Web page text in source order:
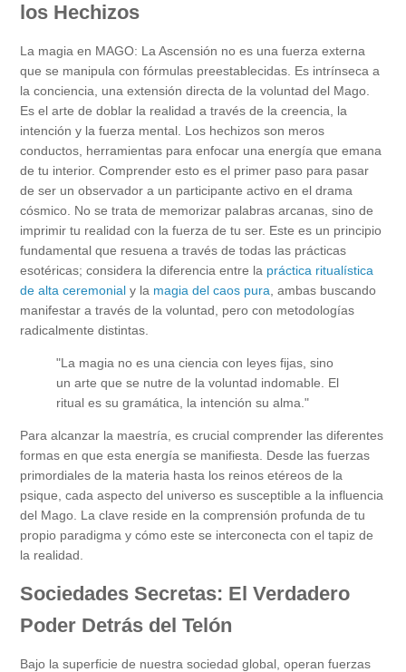
los Hechizos
La magia en MAGO: La Ascensión no es una fuerza externa
que se manipula con fórmulas preestablecidas. Es intrínseca a
la conciencia, una extensión directa de la voluntad del Mago.
Es el arte de doblar la realidad a través de la creencia, la
intención y la fuerza mental. Los hechizos son meros
conductos, herramientas para enfocar una energía que emana
de tu interior. Comprender esto es el primer paso para pasar
de ser un observador a un participante activo en el drama
cósmico. No se trata de memorizar palabras arcanas, sino de
imprimir tu realidad con la fuerza de tu ser. Este es un principio
fundamental que resuena a través de todas las prácticas
esotéricas; considera la diferencia entre la práctica ritualística
de alta ceremonial y la magia del caos pura , ambas buscando
manifestar a través de la voluntad, pero con metodologías
radicalmente distintas.
"La magia no es una ciencia con leyes fijas, sino
un arte que se nutre de la voluntad indomable. El
ritual es su gramática, la intención su alma."
Para alcanzar la maestría, es crucial comprender las diferentes
formas en que esta energía se manifiesta. Desde las fuerzas
primordiales de la materia hasta los reinos etéreos de la
psique, cada aspecto del universo es susceptible a la influencia
del Mago. La clave reside en la comprensión profunda de tu
propio paradigma y cómo este se interconecta con el tapiz de
la realidad.
Sociedades Secretas: El Verdadero
Poder Detrás del Telón
Bajo la superficie de nuestra sociedad global, operan fuerzas